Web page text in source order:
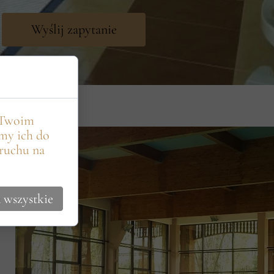
Wyślij zapytanie
ich do
na